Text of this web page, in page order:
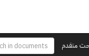
متقدم